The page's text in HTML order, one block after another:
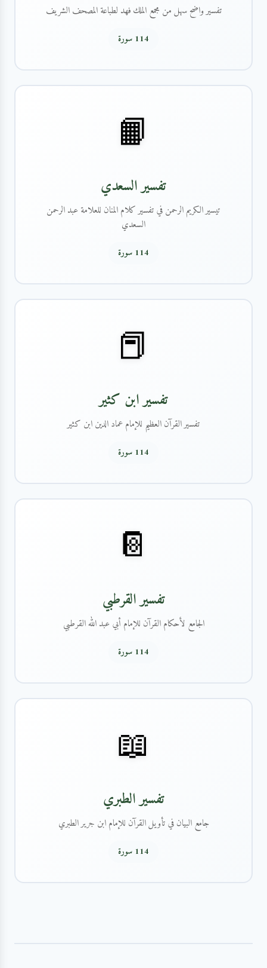
تفسير واضح سهل من مجمع الملك فهد لطباعة المصحف الشريف
114 سورة
📙
تفسير السعدي
تيسير الكريم الرحمن في تفسير كلام المنان للعلامة عبد الرحمن
السعدي
114 سورة
📕
تفسير ابن كثير
تفسير القرآن العظيم للإمام عماد الدين ابن كثير
114 سورة
📔
تفسير القرطبي
الجامع لأحكام القرآن للإمام أبي عبد الله القرطبي
114 سورة
📖
تفسير الطبري
جامع البيان في تأويل القرآن للإمام ابن جرير الطبري
114 سورة